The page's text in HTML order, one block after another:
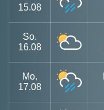
15.08
So.
16.08
Mo.
17.08